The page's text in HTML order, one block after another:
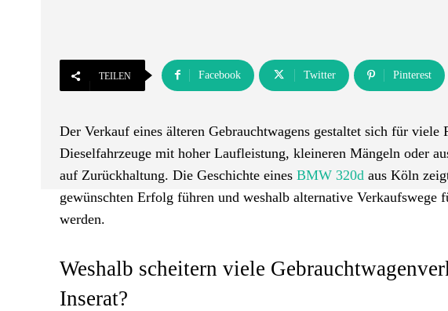
TEILEN Facebook Twitter Pinterest
Der Verkauf eines älteren Gebrauchtwagens gestaltet sich für
Dieselfahrzeuge mit hoher Laufleistung, kleineren Mängeln oder
auf Zurückhaltung. Die Geschichte eines BMW 320d aus Köln
gewünschten Erfolg führen und weshalb alternative Verkaufswege
werden.
Weshalb scheitern viele
Inserat?